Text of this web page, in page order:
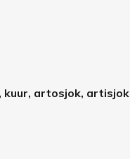
kuur, artosjok,